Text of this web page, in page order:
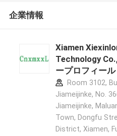
企業情報
Xiamen
Technology Co.,Ltd メーカ
ープロフィール
Room 3102,
Jiameijinke, No.
Jiameijinke,
Town, Dongfu
District, Xiamen,